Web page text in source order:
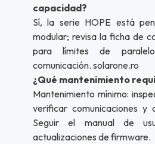
capacidad?
Sí, la serie HOPE está
modular; revisa la ficha de
para límites de
comunicación. solarone.ro
¿Qué mantenimiento
Mantenimiento mínimo:
verificar comunicaciones y
Seguir el manual de
actualizaciones de firmware.